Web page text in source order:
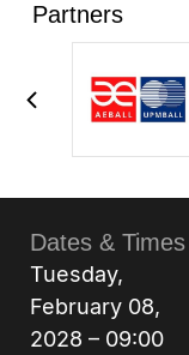
Partners
Dates & Times
Tuesday,
February 08,
2028 – 09:00